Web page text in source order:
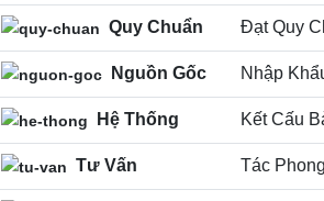
Quy Chuẩn Đạt Quy
Nguồn Gốc Nhập
Hệ Thống Kết Cấu
Tư Vấn Tác